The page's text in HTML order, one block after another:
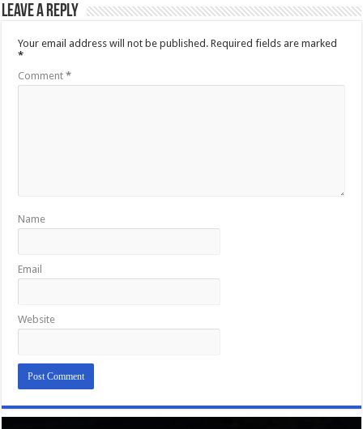
Leave a Reply
Your email address will not be published. Required fields are marked
*
Comment*
Name
Email
Website